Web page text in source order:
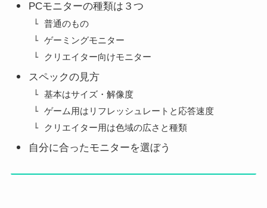
PCモニターの種類は３つ
普通のもの
ゲーミングモニター
クリエイター向けモニター
スペックの見方
基本はサイズ・解像度
ゲーム用はリフレッシュレートと応答速度
クリエイター用は色域の広さと種類
自分に合ったモニターを選ぼう